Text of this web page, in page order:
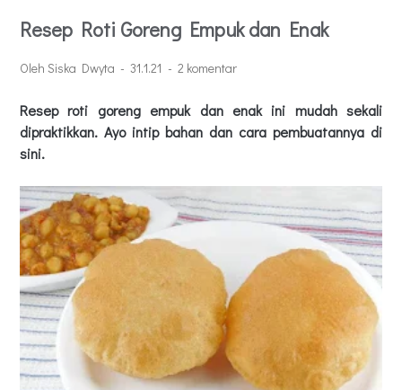
Resep Roti Goreng Empuk dan Enak
Oleh Siska Dwyta 31.1.21 2 komentar
Resep roti goreng empuk dan enak ini mudah sekali
dipraktikkan. Ayo intip bahan dan cara pembuatannya di
sini.